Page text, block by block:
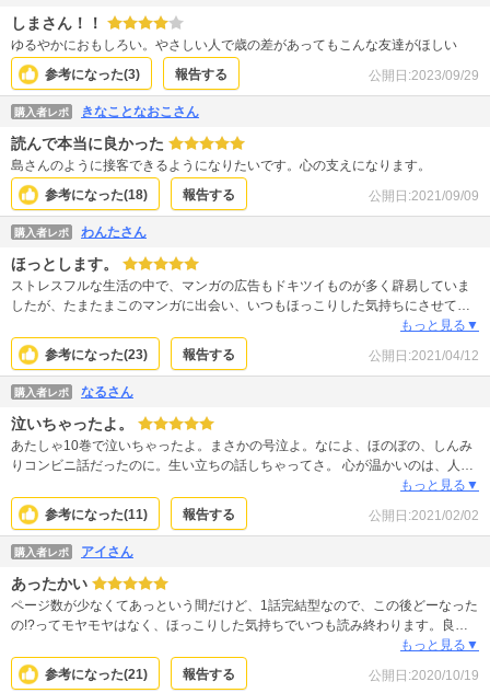
しまさん！！
ゆるやかにおもしろい。やさしい人で歳の差があってもこんな友達がほしい
参考になった(3) 報告する 公開日:2023/09/29
購入者レポ きなことなおこさん
読んで本当に良かった
島さんのように接客できるようになりたいです。心の支えになります。
参考になった(18) 報告する 公開日:2021/09/09
購入者レポ わんたさん
ほっとします。
ストレスフルな生活の中で、マンガの広告もドキツイものが多く辟易していま
したが、たまたまこのマンガに出会い、いつもほっこりした気持ちにさせても
らっています。たくさんの人に知ってもらいたい素敵な作品です。もっと見る▼
参考になった(23) 報告する 公開日:2021/04/12
購入者レポ なるさん
泣いちゃったよ。
あたしゃ10巻で泣いちゃったよ。まさかの号泣よ。なによ、ほのぼの、しんみ
りコンビニ話だったのに。生い立ちの話しちゃってさ。 心が温かいのは、人に
優しいのは、苦労したからなんだね。島さんおとーちゃんに似てるね。もっと見る▼
参考になった(11) 報告する 公開日:2021/02/02
購入者レポ アイさん
あったかい
ページ数が少なくてあっという間だけど、1話完結型なので、この後どーなった
の!?ってモヤモヤはなく、ほっこりした気持ちでいつも読み終わります。良か
ったねって笑顔になれるお話です。 仕事きついけど、コンビニのお仕事は本当
に色々と大変だと思うので、これを読むと私も頑張らないとなって思えます。
いつも島さんの優しさを求めて、新刊出るたびに購入してます。
もっと見る▼
参考になった(21) 報告する 公開日:2020/10/19